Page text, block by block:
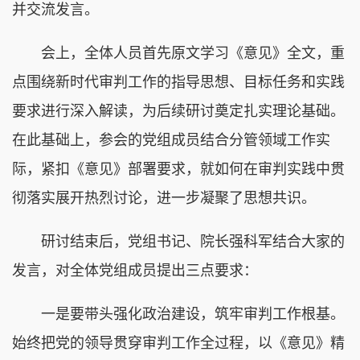
并交流发言。
会上，全体人员首先原文学习《意见》全文，重
点围绕新时代审判工作的指导思想、目标任务和实践
要求进行深入解读，为后续研讨奠定扎实理论基础。
在此基础上，参会的党组成员结合分管领域工作实
际，紧扣《意见》部署要求，就如何在审判实践中贯
彻落实展开热烈讨论，进一步凝聚了思想共识。
研讨结束后，党组书记、院长强科军结合大家的
发言，对全体党组成员提出三点要求：
一是要带头强化政治建设，筑牢审判工作根基。
始终把党的领导贯穿审判工作全过程，以《意见》精